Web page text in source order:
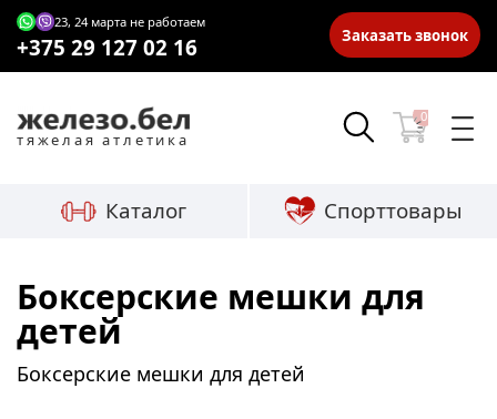
23, 24 марта не работаем
+375 29 127 02 16 Заказать звонок
тяжелая атлетика
0
Каталог Спорттовары
Боксерские мешки для
детей
Боксерские мешки для детей